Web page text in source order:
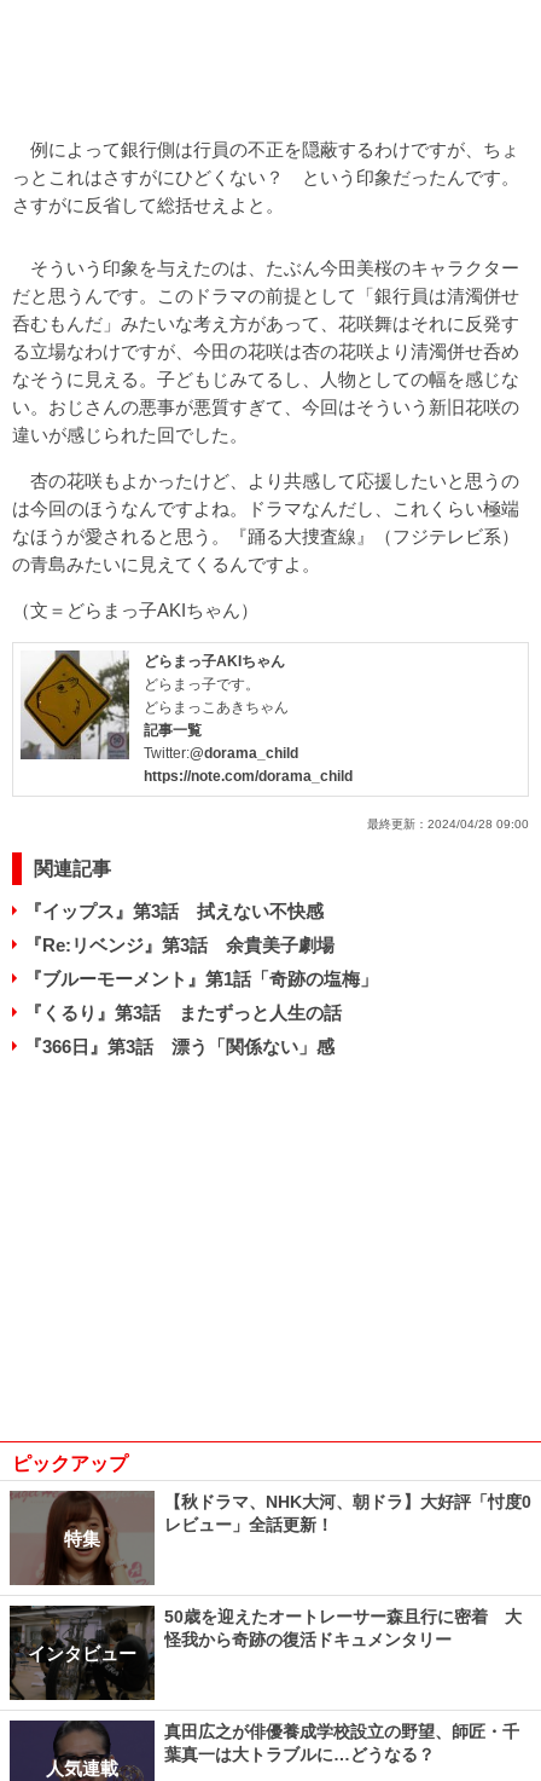
例によって銀行側は行員の不正を隠蔽するわけですが、ちょ
っとこれはさすがにひどくない？ という印象だったんです。
さすがに反省して総括せえよと。
そういう印象を与えたのは、たぶん今田美桜のキャラクター
だと思うんです。このドラマの前提として「銀行員は清濁併せ
呑むもんだ」みたいな考え方があって、花咲舞はそれに反発す
る立場なわけですが、今田の花咲は杏の花咲より清濁併せ呑め
なそうに見える。子どもじみてるし、人物としての幅を感じな
い。おじさんの悪事が悪質すぎて、今回はそういう新旧花咲の
違いが感じられた回でした。
杏の花咲もよかったけど、より共感して応援したいと思うの
は今回のほうなんですよね。ドラマなんだし、これくらい極端
なほうが愛されると思う。『踊る大捜査線』（フジテレビ系）
の青島みたいに見えてくるんですよ。
（文＝どらまっ子AKIちゃん）
どらまっ子AKIちゃん
どらまっ子です。
どらまっこあきちゃん
記事一覧
Twitter:@dorama_child
https://note.com/dorama_child
最終更新： 2024/04/28 09:00
関連記事
『イップス』第3話 拭えない不快感
『Re:リベンジ』第3話 余貴美子劇場
『ブルーモーメント』第1話「奇跡の塩梅」
『くるり』第3話 またずっと人生の話
『366日』第3話 漂う「関係ない」感
ピックアップ
特集
【秋ドラマ、NHK大河、朝ドラ】大好評「忖度0
レビュー」全話更新！
インタビュー
50歳を迎えたオートレーサー森且行に密着 大
怪我から奇跡の復活ドキュメンタリー
人気連載
真田広之が俳優養成学校設立の野望、師匠・千
葉真一は大トラブルに…どうなる？